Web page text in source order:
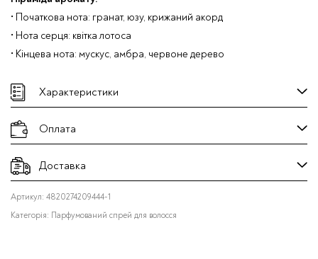
• Початкова нота: гранат, юзу, крижаний акорд
• Нота серця: квітка лотоса
• Кінцева нота: мускус, амбра, червоне дерево
Характеристики
Оплата
Доставка
Артикул: 4820274209444-1
Категорія: Парфумований спрей для волосся